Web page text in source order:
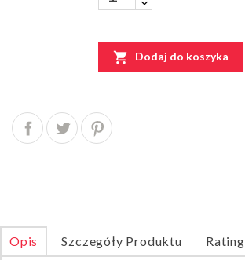
 Dodaj do koszyka
Opis Szczegóły Produktu Rating